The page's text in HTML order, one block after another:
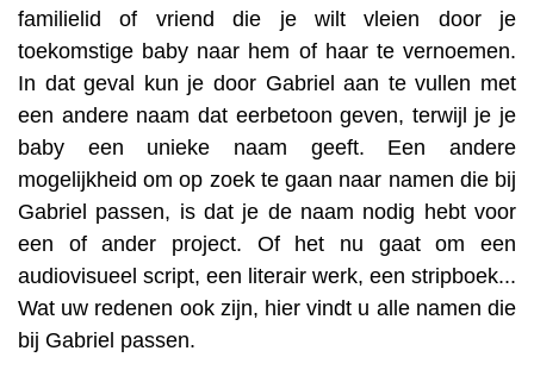
familielid of vriend die je wilt vleien door je
toekomstige baby naar hem of haar te vernoemen.
In dat geval kun je door Gabriel aan te vullen met
een andere naam dat eerbetoon geven, terwijl je je
baby een unieke naam geeft. Een andere
mogelijkheid om op zoek te gaan naar namen die bij
Gabriel passen, is dat je de naam nodig hebt voor
een of ander project. Of het nu gaat om een
audiovisueel script, een literair werk, een stripboek...
Wat uw redenen ook zijn, hier vindt u alle namen die
bij Gabriel passen.